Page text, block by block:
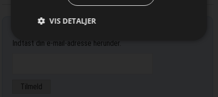
Tilmeld nyhedsbrev
Indtast din e-mail-adresse herunder.
VIS DETALJER